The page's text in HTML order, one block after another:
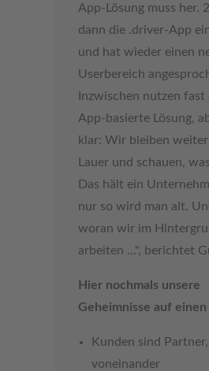
App-Lösung muss her.
dann die .driver-App
und hat wieder einen
Userbereich
Inzwischen nutzen fast
App-basierte Lösung,
klar: Wir bleiben
Lauer und schauen,
Das hält ein
nur so wird man alt.
woran wir im
arbeiten ...", berichtet
Hier nochmals unsere
Geheimnisse auf
Kunden sind
voneinander